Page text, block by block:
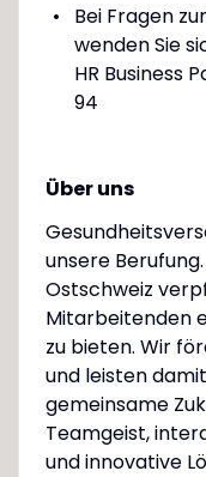
Bei Fragen
wenden Sie
HR Business
94
Über uns
unsere
Ostschweiz
Mitarbeitenden
zu bieten. Wir
und leisten
gemeinsame
Teamgeist,
und innovative